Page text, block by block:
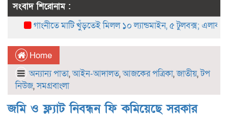
সংবাদ শিরোনাম :
গাংনীতে মাটি খুঁড়তেই মিলল ১০ ল্যান্ডমাইন, ৫ টুলবক্স; এলাকায়
Home
অন্যান্য পাতা,আইন-আদালত,আজকের পত্রিকা,জাতীয়,টপ
নিউজ,সমগ্রবাংলা
জমি ও ফ্ল্যাট নিবন্ধন ফি কমিয়েছে সরকার